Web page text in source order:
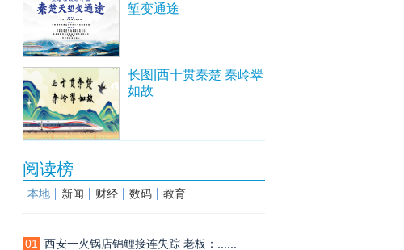
堑变通途
长图|西十贯秦楚 秦岭翠
如故
阅读榜
本地 新闻 财经 数码 教育
01
西安一火锅店锦鲤接连失踪 老板：......